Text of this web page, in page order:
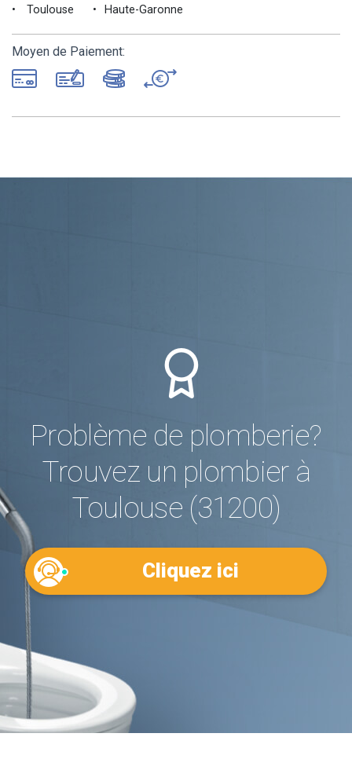
Toulouse Haute-Garonne
Moyen de Paiement:
Problème de plomberie?
Trouvez un plombier à
Toulouse (31200)
Cliquez ici